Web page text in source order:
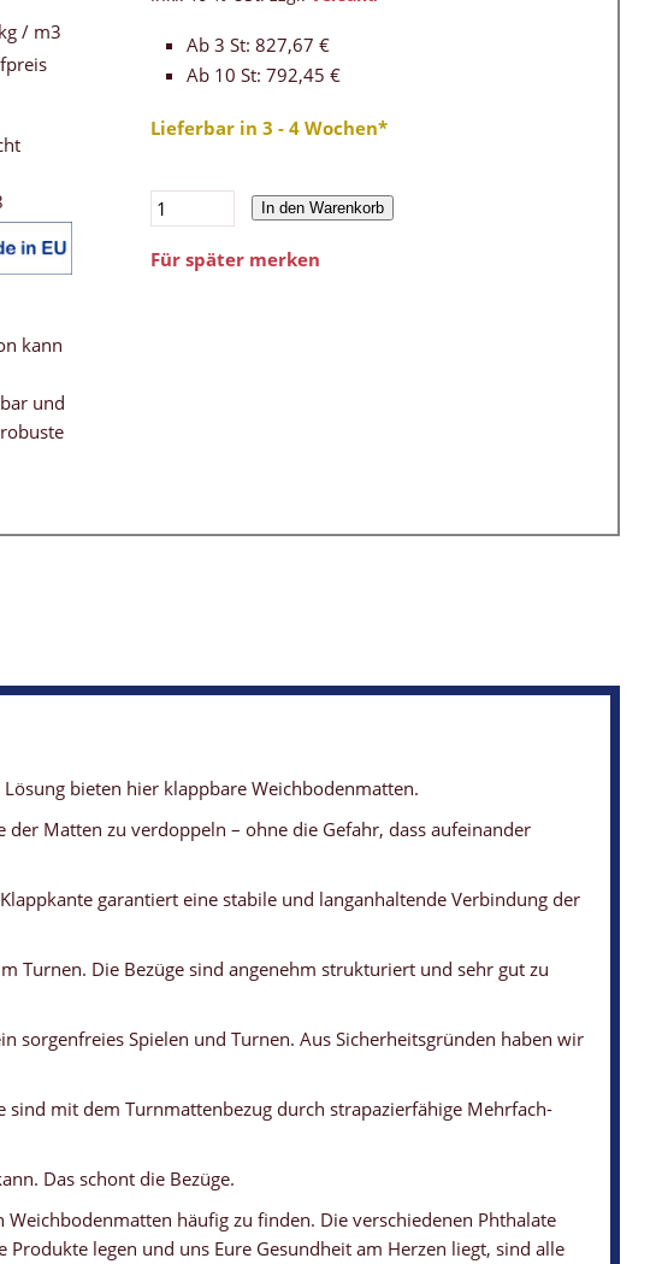
/ m3
kann
und
Ab 3 St: 827,67 €
Ab 10 St: 792,45 €
Lieferbar in 3 - 4 Wochen*
In den Warenkorb
Für später merken
bieten hier klappbare Weichbodenmatten.
Matten zu verdoppeln – ohne die Gefahr, dass aufeinander
garantiert eine stabile und langanhaltende Verbindung der
Turnen. Die Bezüge sind angenehm strukturiert und sehr gut zu
sorgenfreies Spielen und Turnen. Aus Sicherheitsgründen haben wir
mit dem Turnmattenbezug durch strapazierfähige Mehrfach-
Das schont die Bezüge.
häufig zu finden. Die verschiedenen Phthalate
legen und uns Eure Gesundheit am Herzen liegt, sind alle